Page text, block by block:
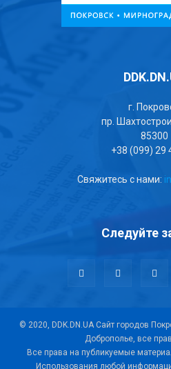
г.
пр.
85300
+38 (099) 29
Свяжитесь с нами:
Следуйте
© 2020, DDK.DN.UA Сайт городов
Доброполье, все
Все права на публикуемые
Использования любой